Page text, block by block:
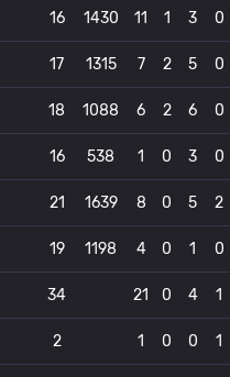
16 1430 11 1 3 0
17 1315 7 2 5 0
18 1088 6 2 6 0
16 538 1 0 3 0
21 1639 8 0 5 2
19 1198 4 0 1 0
34 21 0 4 1
2 1 0 0 1